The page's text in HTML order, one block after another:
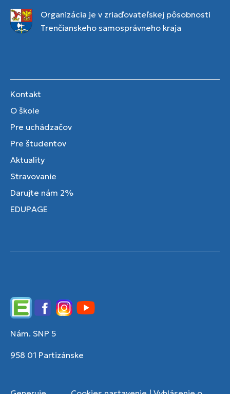
Organizácia je v zriaďovateľskej pôsobnosti
Trenčianskeho samosprávneho kraja
Kontakt
O škole
Pre uchádzačov
Pre študentov
Aktuality
Stravovanie
Darujte nám 2%
EDUPAGE
EdupageFacebookInstagram
YouTube
Nám. SNP 5
958 01 Partizánske